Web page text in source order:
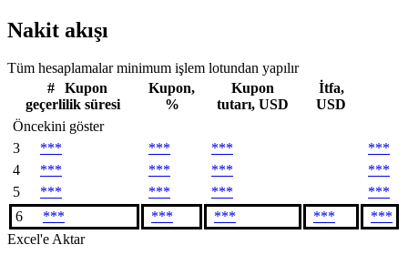
Nakit akışı
Tüm hesaplamalar minimum işlem lotundan yapılır
#
Kupon
geçerlilik süresi
Kupon,
%
Kupon
tutarı, USD
İtfa,
USD
Öncekini göster
3
*** *** ***
***
4
*** *** ***
***
5
*** *** ***
***
6
*** *** *** ***
***
Excel'e Aktar